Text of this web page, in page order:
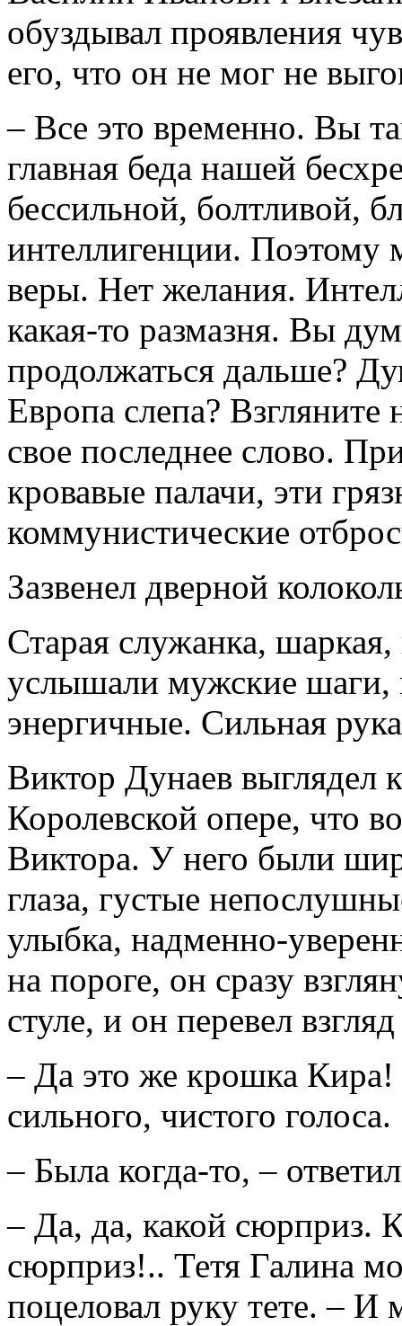
обуздывал проявления
его, что он не мог не
– Все это временно. Вы
главная беда нашей
бессильной, болтливой,
интеллигенции. Поэтому
веры. Нет желания.
какая-то размазня. Вы
продолжаться дальше?
Европа слепа?
свое последнее слово.
кровавые палачи, эти
коммунистические
Зазвенел дверной
Старая служанка,
услышали мужские шаги,
энергичные. Сильная
Виктор Дунаев выглядел
Королевской опере, что
Виктора. У него были
глаза, густые
улыбка, надменно-
на пороге, он сразу
стуле, и он перевел
– Да это же крошка Кира!
сильного, чистого голоса.
– Была когда-то, –
– Да, да, какой сюрприз.
сюрприз!.. Тетя Галина
поцеловал руку тете. – И